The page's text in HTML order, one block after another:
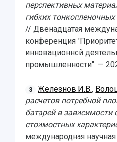
перспективных
гибких
// Двенадцатая
конференция
инновационной
промышленности". —
3 Железнов И.В.,
расчетов потребной
батарей в зависимости
стоимостных
международная